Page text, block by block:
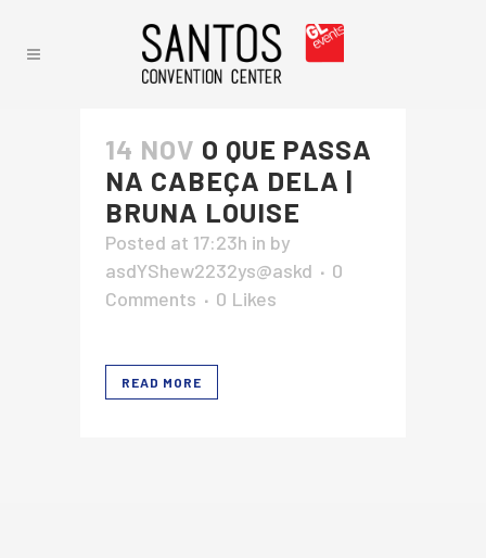
14 NOV O QUE PASSA
NA CABEÇA DELA |
BRUNA LOUISE
Posted at 17:23h in by
asdYShew2232ys@askd
0
Comments
0 Likes
READ MORE